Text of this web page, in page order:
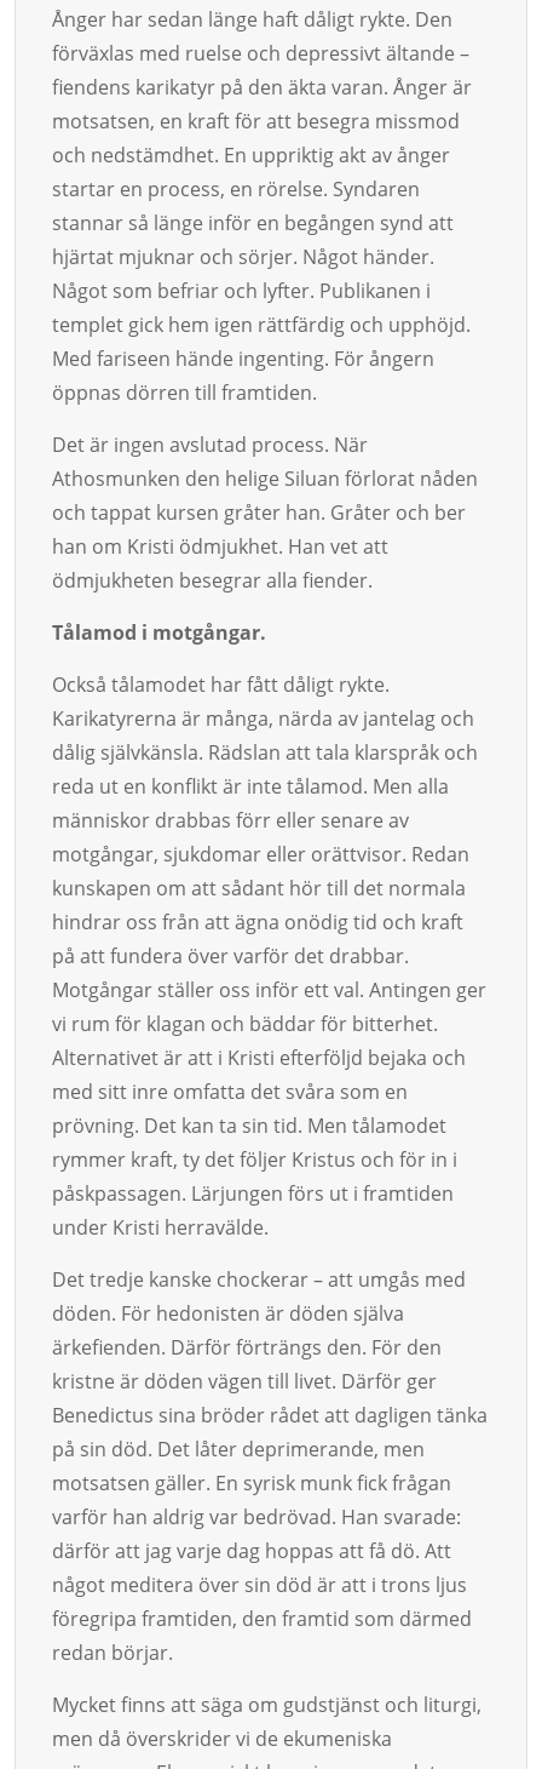
Ånger har sedan länge haft dåligt rykte. Den
förväxlas med ruelse och depressivt ältande –
fiendens karikatyr på den äkta varan. Ånger är
motsatsen, en kraft för att besegra missmod
och nedstämdhet. En uppriktig akt av ånger
startar en process, en rörelse. Syndaren
stannar så länge inför en begången synd att
hjärtat mjuknar och sörjer. Något händer.
Något som befriar och lyfter. Publikanen i
templet gick hem igen rättfärdig och upphöjd.
Med fariseen hände ingenting. För ångern
öppnas dörren till framtiden.
Det är ingen avslutad process. När
Athosmunken den helige Siluan förlorat nåden
och tappat kursen gråter han. Gråter och ber
han om Kristi ödmjukhet. Han vet att
ödmjukheten besegrar alla fiender.
Tålamod i motgångar.
Också tålamodet har fått dåligt rykte.
Karikatyrerna är många, närda av jantelag och
dålig självkänsla. Rädslan att tala klarspråk och
reda ut en konflikt är inte tålamod. Men alla
människor drabbas förr eller senare av
motgångar, sjukdomar eller orättvisor. Redan
kunskapen om att sådant hör till det normala
hindrar oss från att ägna onödig tid och kraft
på att fundera över varför det drabbar.
Motgångar ställer oss inför ett val. Antingen ger
vi rum för klagan och bäddar för bitterhet.
Alternativet är att i Kristi efterföljd bejaka och
med sitt inre omfatta det svåra som en
prövning. Det kan ta sin tid. Men tålamodet
rymmer kraft, ty det följer Kristus och för in i
påskpassagen. Lärjungen förs ut i framtiden
under Kristi herravälde.
Det tredje kanske chockerar – att umgås med
döden. För hedonisten är döden själva
ärkefienden. Därför förträngs den. För den
kristne är döden vägen till livet. Därför ger
Benedictus sina bröder rådet att dagligen tänka
på sin död. Det låter deprimerande, men
motsatsen gäller. En syrisk munk fick frågan
varför han aldrig var bedrövad. Han svarade:
därför att jag varje dag hoppas att få dö. Att
något meditera över sin död är att i trons ljus
föregripa framtiden, den framtid som därmed
redan börjar.
Mycket finns att säga om gudstjänst och liturgi,
men då överskrider vi de ekumeniska